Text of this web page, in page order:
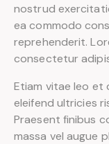
nostrud
ea commodo
reprehenderit.
consectetur
Etiam vitae leo et
eleifend ultricies
Praesent finibus
massa vel augue